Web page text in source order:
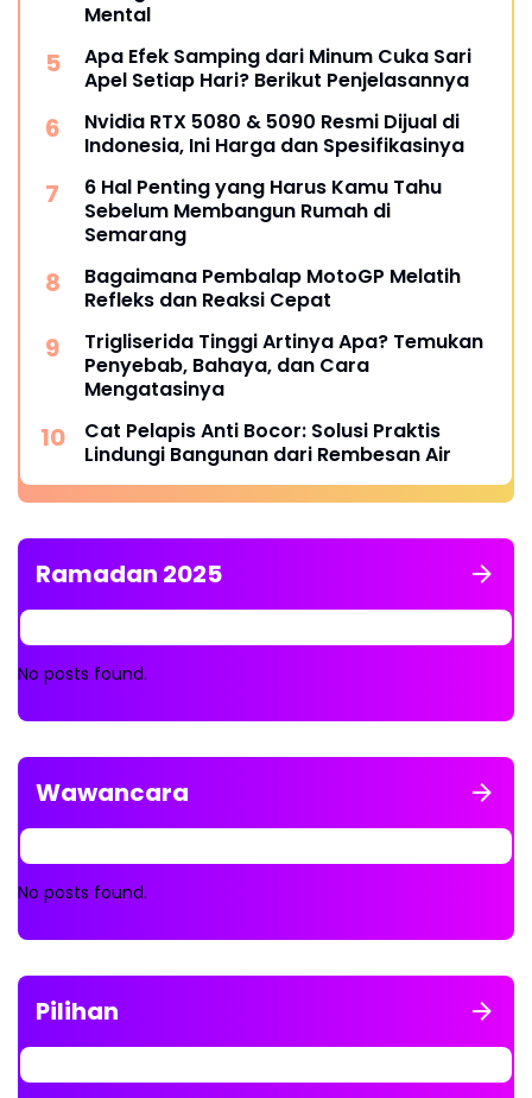
Mental
Apa Efek Samping dari Minum Cuka Sari
Apel Setiap Hari? Berikut Penjelasannya
Nvidia RTX 5080 & 5090 Resmi Dijual di
Indonesia, Ini Harga dan Spesifikasinya
6 Hal Penting yang Harus Kamu Tahu
Sebelum Membangun Rumah di
Semarang
Bagaimana Pembalap MotoGP Melatih
Refleks dan Reaksi Cepat
Trigliserida Tinggi Artinya Apa? Temukan
Penyebab, Bahaya, dan Cara
Mengatasinya
Cat Pelapis Anti Bocor: Solusi Praktis
Lindungi Bangunan dari Rembesan Air
Ramadan 2025
No posts found.
Wawancara
No posts found.
Pilihan